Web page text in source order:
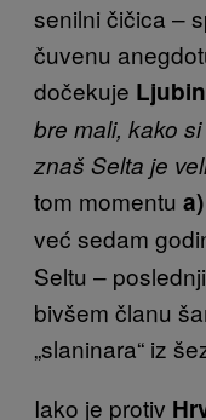
senilni čičica –
čuvenu
dočekuje
bre mali, kako
znaš Selta je
tom momentu a)
već sedam
Seltu –
bivšem članu
„slaninara“ iz
Iako je protiv